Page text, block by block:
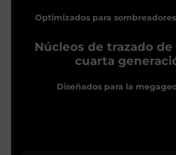
Optimizados para
Núcleos de trazado de
cuarta
Diseñados para la